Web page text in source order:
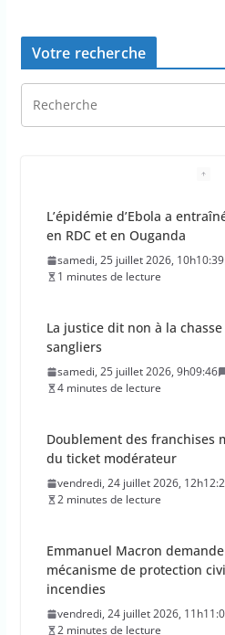
Votre recherche
L’épidémie d’Ebola a
en RDC et en Ouganda
samedi, 25 juillet 2026, 10h10:39
1 minutes de lecture
La justice dit non à la
sangliers
samedi, 25 juillet 2026, 9h09:46
4 minutes de lecture
Doublement des franchises
du ticket modérateur
vendredi, 24 juillet 2026,
2 minutes de lecture
Emmanuel Macron
mécanisme de protection
incendies
vendredi, 24 juillet 2026,
2 minutes de lecture